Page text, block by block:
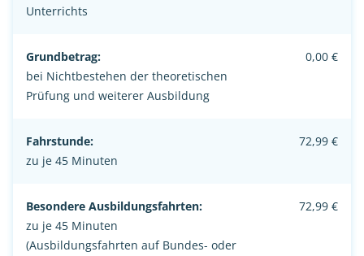
Unterrichts
Grundbetrag:
bei Nichtbestehen der theoretischen
Prüfung und weiterer Ausbildung
0,00 €
Fahrstunde:
zu je 45 Minuten
72,99 €
Besondere Ausbildungsfahrten:
zu je 45 Minuten
(Ausbildungsfahrten auf Bundes- oder
72,99 €